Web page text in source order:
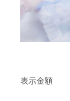
表示金